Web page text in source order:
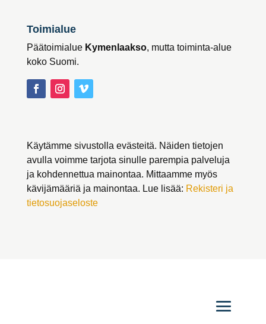
Toimialue
Päätoimialue Kymenlaakso, mutta toiminta-alue
koko Suomi.
Käytämme sivustolla evästeitä. Näiden tietojen
avulla voimme tarjota sinulle parempia palveluja
ja kohdennettua mainontaa. Mittaamme myös
kävijämääriä ja mainontaa. Lue lisää: Rekisteri ja
tietosuojaseloste